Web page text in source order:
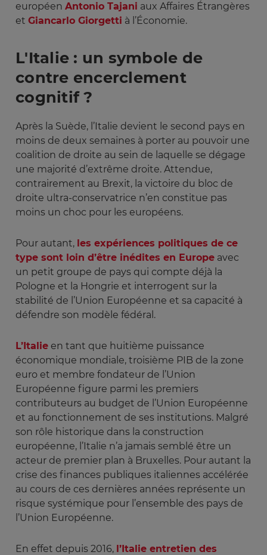
européen Antonio Tajani aux Affaires Étrangères
et Giancarlo Giorgetti à l’Économie.
L'Italie : un symbole de
contre encerclement
cognitif ?
Après la Suède, l’Italie devient le second pays en
moins de deux semaines à porter au pouvoir une
coalition de droite au sein de laquelle se dégage
une majorité d’extrême droite. Attendue,
contrairement au Brexit, la victoire du bloc de
droite ultra-conservatrice n’en constitue pas
moins un choc pour les européens.
Pour autant, les expériences politiques de ce
type sont loin d’être inédites en Europe avec
un petit groupe de pays qui compte déjà la
Pologne et la Hongrie et interrogent sur la
stabilité de l’Union Européenne et sa capacité à
défendre son modèle fédéral.
L’Italie en tant que huitième puissance
économique mondiale, troisième PIB de la zone
euro et membre fondateur de l’Union
Européenne figure parmi les premiers
contributeurs au budget de l’Union Européenne
et au fonctionnement de ses institutions. Malgré
son rôle historique dans la construction
européenne, l’Italie n’a jamais semblé être un
acteur de premier plan à Bruxelles. Pour autant la
crise des finances publiques italiennes accélérée
au cours de ces dernières années représente un
risque systémique pour l’ensemble des pays de
l’Union Européenne.
En effet depuis 2016, l’Italie entretien des